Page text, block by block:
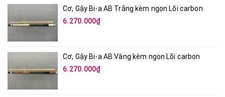
Cơ, Gậy Bi-a AB Trắng kèm ngọn Lõi carbon
6.270.000₫
Cơ, Gậy Bi-a AB Vàng kèm ngọn Lõi carbon
6.270.000₫